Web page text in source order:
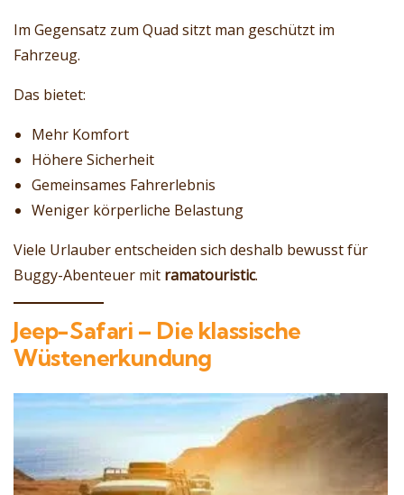
Im Gegensatz zum Quad sitzt man geschützt im
Fahrzeug.
Das bietet:
Mehr Komfort
Höhere Sicherheit
Gemeinsames Fahrerlebnis
Weniger körperliche Belastung
Viele Urlauber entscheiden sich deshalb bewusst für
Buggy-Abenteuer mit ramatouristic.
Jeep-Safari – Die klassische
Wüstenerkundung